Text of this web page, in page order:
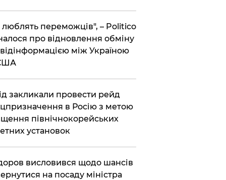
люблять переможців", – Politico
про відновлення обміну
між Україною
закликали провести рейд
в Росію з метою
північнокорейських
установок
висловився щодо шансів
на посаду міністра